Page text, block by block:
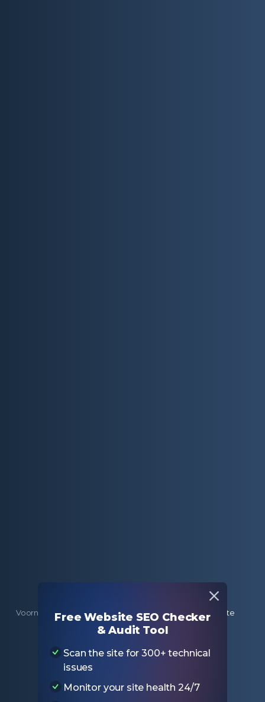
Voornaamst Gratis SEO-tools Wie Host Mijn Website
Wie Host Mijn
Website
Free Website SEO Checker
& Audit Tool
Scan the site for 300+ technical
issues
Monitor your site health 24/7